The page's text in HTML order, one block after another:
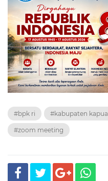
#bpk ri #kabupaten
#zoom meeting